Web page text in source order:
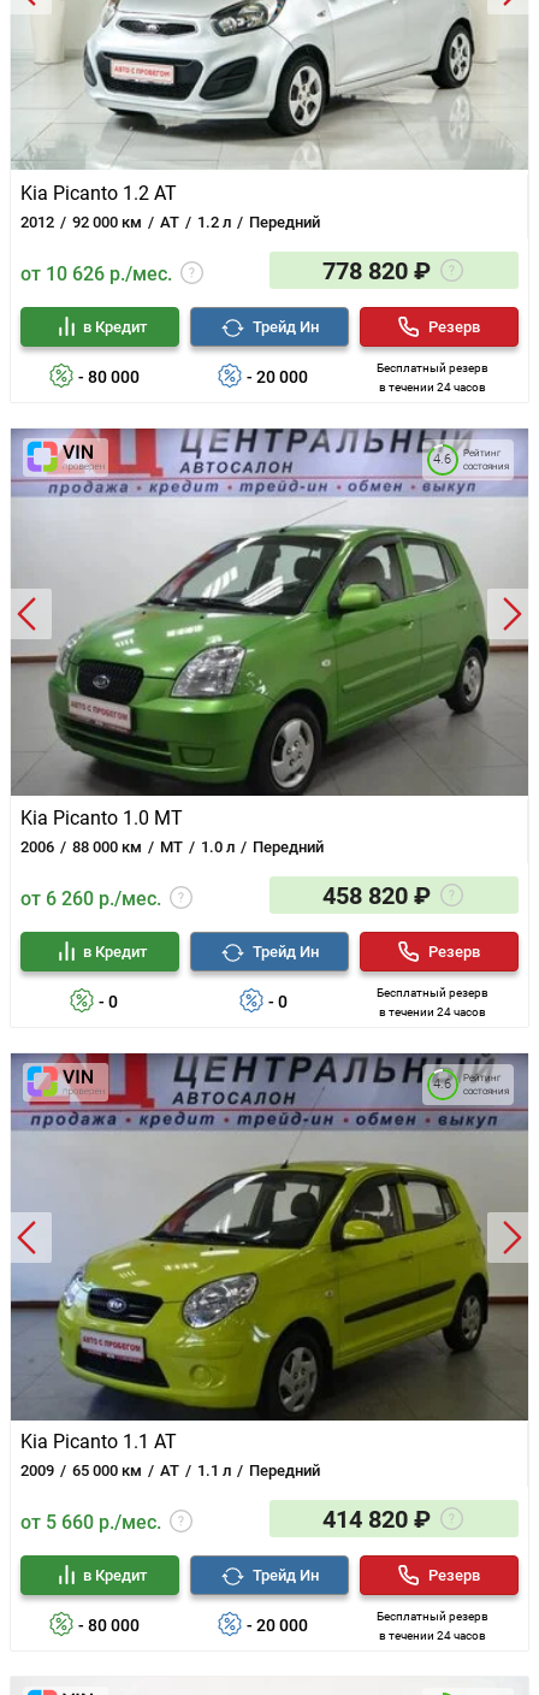
Kia Picanto 1.2 AT
2012 92 000 км AT 1.2 л Передний
от 10 626 р./мес. 778 820 ₽
- 80 000
в Кредит
- 20 000
Трейд Ин
Бесплатный резерв
в течении 24 часов
Резерв
Kia Picanto 1.0 MT
2006 88 000 км MT 1.0 л Передний
Рейтинг
состояния
4.6
от 6 260 р./мес. 458 820 ₽
- 0
в Кредит
- 0
Трейд Ин
Бесплатный резерв
в течении 24 часов
Резерв
Kia Picanto 1.1 AT
2009 65 000 км AT 1.1 л Передний
Рейтинг
состояния
4.6
от 5 660 р./мес. 414 820 ₽
- 80 000
в Кредит
- 20 000
Трейд Ин
Бесплатный резерв
в течении 24 часов
Резерв